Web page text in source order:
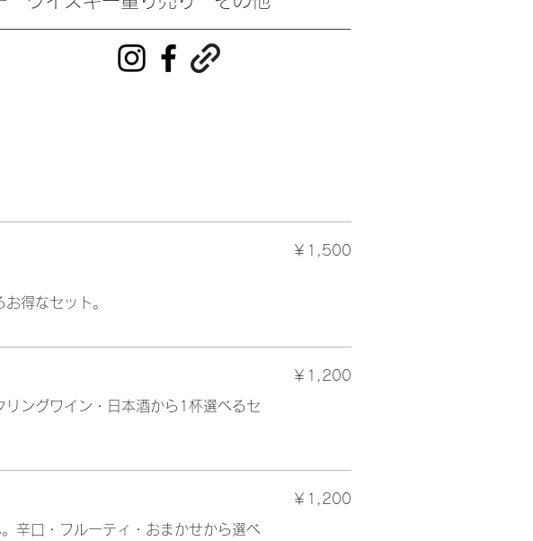
得なセット。
￥1,500
ングワイン・日本酒から1杯選べるセ
￥1,200
辛口・フルーティ・おまかせから選べ
￥1,200